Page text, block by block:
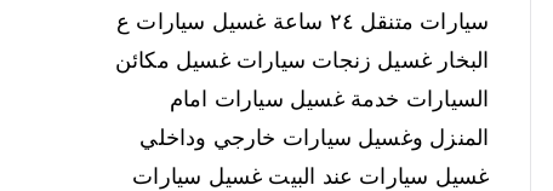
سيارات متنقل ٢٤ ساعة غسيل سيارات ع
البخار غسيل زنجات سيارات غسيل مكائن
السيارات خدمة غسيل سيارات امام
المنزل وغسيل سيارات خارجي وداخلي
غسيل سيارات عند البيت غسيل سيارات